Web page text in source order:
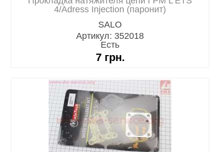
4/Adress Injection (паронит)
SALO
Артикул: 352018
Есть
7 грн.